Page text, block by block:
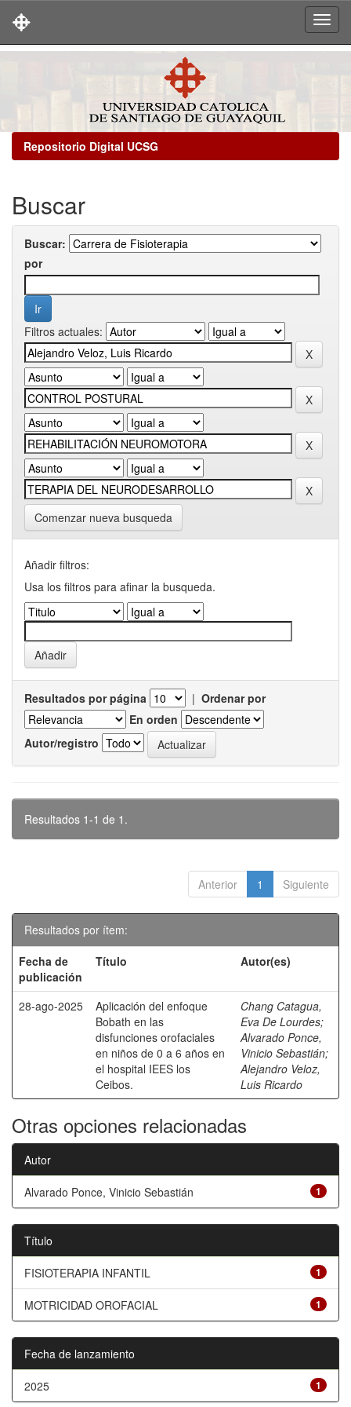
Repositorio Digital UCSG
Buscar
Buscar:
por
Filtros actuales:
Comenzar nueva busqueda
Añadir filtros:
Usa los filtros para afinar la busqueda.
Resultados por página | Ordenar por
En orden
Autor/registro
Resultados 1-1 de 1.
Anterior 1 Siguiente
Resultados por ítem:
Fecha de
publicación
Título Autor(es)
28-ago-2025
Aplicación del enfoque
Bobath en las
disfunciones orofaciales
en niños de 0 a 6 años en
el hospital IEES los
Ceibos.
Chang Catagua,
Eva De Lourdes;
Alvarado Ponce,
Vinicio Sebastián;
Alejandro Veloz,
Luis Ricardo
Otras opciones relacionadas
Autor
1
Alvarado Ponce, Vinicio Sebastián
Título
1
FISIOTERAPIA INFANTIL
1
MOTRICIDAD OROFACIAL
Fecha de lanzamiento
1
2025